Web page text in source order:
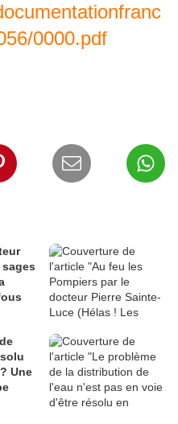
0000.pdf
Une